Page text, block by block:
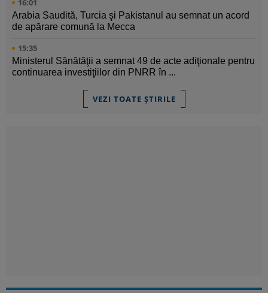
16:01
Arabia Saudită, Turcia şi Pakistanul au semnat un acord
de apărare comună la Mecca
15:35
Ministerul Sănătăţii a semnat 49 de acte adiţionale pentru
continuarea investiţiilor din PNRR în ...
VEZI TOATE ȘTIRILE